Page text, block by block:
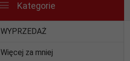
Kategorie
WYPRZEDAŻ
Więcej za mniej